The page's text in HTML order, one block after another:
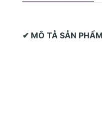
✔ MÔ TẢ SẢN PHẨM